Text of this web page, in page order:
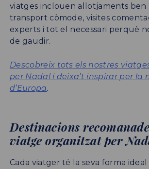
viatges inclouen allotjaments ben
transport còmode, visites
experts i tot el necessari perquè
de gaudir.
Descobreix tots els nostres
per Nadal i deixa’t inspirar per la
d’Europa.
Destinacions
viatge organitzat per
Cada viatger té la seva forma